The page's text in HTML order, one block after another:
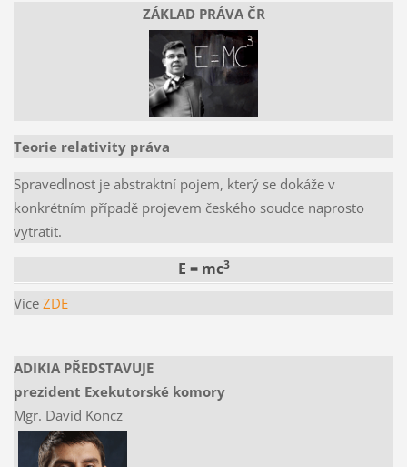
ZÁKLAD PRÁVA ČR
Teorie relativity práva
Spravedlnost je abstraktní pojem, který se dokáže v
konkrétním případě projevem českého soudce naprosto
vytratit.
E = mc3
Vice ZDE
ADIKIA PŘEDSTAVUJE
prezident Exekutorské komory
Mgr. David Koncz